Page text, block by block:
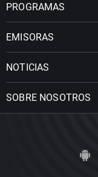
PROGRAMAS
EMISORAS
NOTICIAS
SOBRE NOSOTROS